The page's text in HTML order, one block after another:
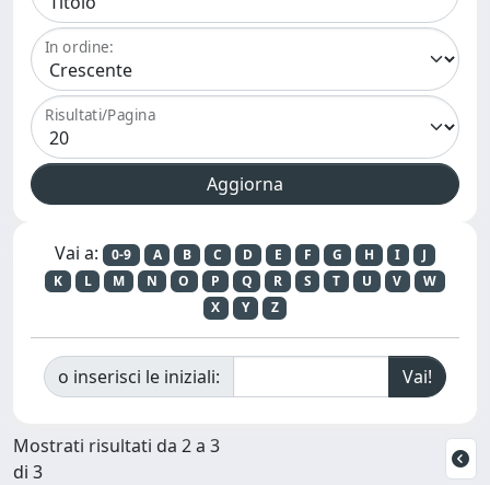
In ordine:
Risultati/Pagina
Vai a: 0-9 A B C D E F G H I
J
K
L M N O P Q R S T U V
W
X
Y Z
o inserisci le iniziali:
Mostrati risultati da 2 a 3
di 3